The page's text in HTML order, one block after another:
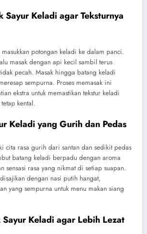
Sayur Keladi agar Teksturnya
potongan keladi ke dalam panci.
masak dengan api kecil sambil terus
pecah. Masak hingga batang keladi
sempurna. Proses memasak ini
ekstra untuk memastikan tekstur keladi
kental.
Keladi yang Gurih dan Pedas
cita rasa gurih dari santan dan sedikit pedas
batang keladi berpadu dengan aroma
sensasi rasa yang nikmat di setiap suapan.
dengan nasi putih hangat,
yang sempurna untuk menu makan siang
Sayur Keladi agar Lebih Lezat